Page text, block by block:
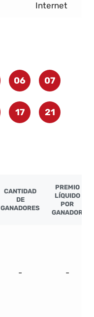
Internet
06 07
17 21
CANTIDAD
DE
GANADORES
PREMIO
LÍQUIDO
POR
GANADOR
- -